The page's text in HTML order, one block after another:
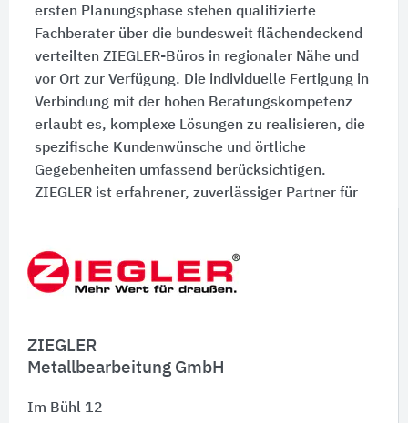
ZIEGLER
Metallbearbeitung GmbH
Im Bühl 12
ersten Planungsphase stehen qualifizierte
Fachberater über die bundesweit flächendeckend
verteilten ZIEGLER-Büros in regionaler Nähe und
vor Ort zur Verfügung. Die individuelle Fertigung in
Verbindung mit der hohen Beratungskompetenz
erlaubt es, komplexe Lösungen zu realisieren, die
spezifische Kundenwünsche und örtliche
Gegebenheiten umfassend berücksichtigen.
ZIEGLER ist erfahrener, zuverlässiger Partner für
fachgerechten Montage vor Ort.